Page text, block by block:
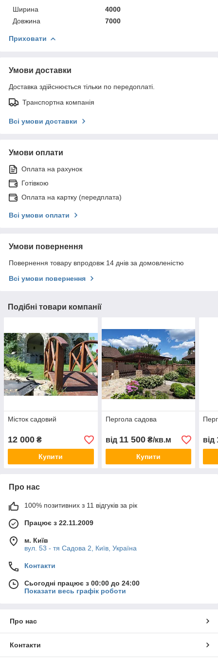
Ширина
4000
Довжина
7000
Приховати
Умови доставки
Доставка здійснюється тільки по передоплаті.
Транспортна компанія
Всі умови доставки
Умови оплати
Оплата на рахунок
Готівкою
Оплата на картку (передплата)
Всі умови оплати
Умови повернення
Повернення товару впродовж 14 днів за домовленістю
Всі умови повернення
Подібні товари компанії
Місток садовий
12 000 ₴
Купити
Пергола садова
від 11 500₴/кв.м
Купити
від
Про нас
100% позитивних з 11 відгуків за рік
Працює з 22.11.2009
м. Київ
вул. 53 - тя Садова 2, Київ, Україна
Контакти
Сьогодні працює з 00:00 до 24:00
Показати весь графік роботи
Про нас
Контакти